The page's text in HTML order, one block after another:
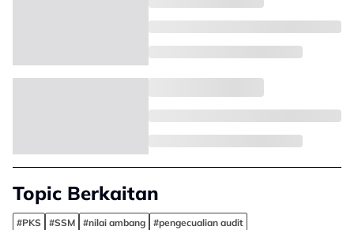
Topic Berkaitan
#PKS #SSM #nilai ambang #pengecualian audit